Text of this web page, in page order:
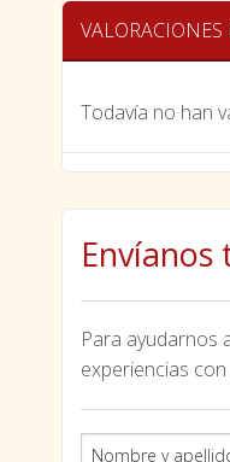
VALORACIONES
Todavía no han
Para ayudarnos
experiencias